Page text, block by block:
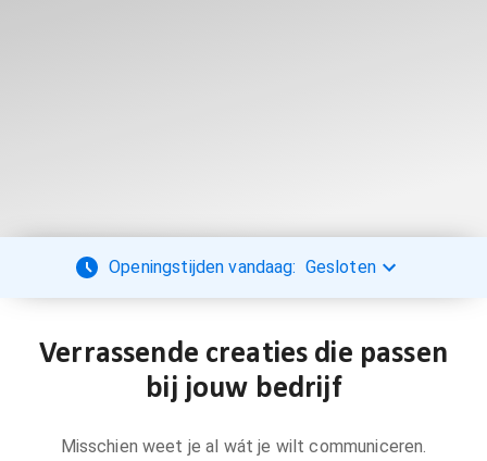
Openingstijden vandaag: Gesloten
Verrassende creaties die passen
bij jouw bedrijf
Misschien weet je al wát je wilt communiceren.